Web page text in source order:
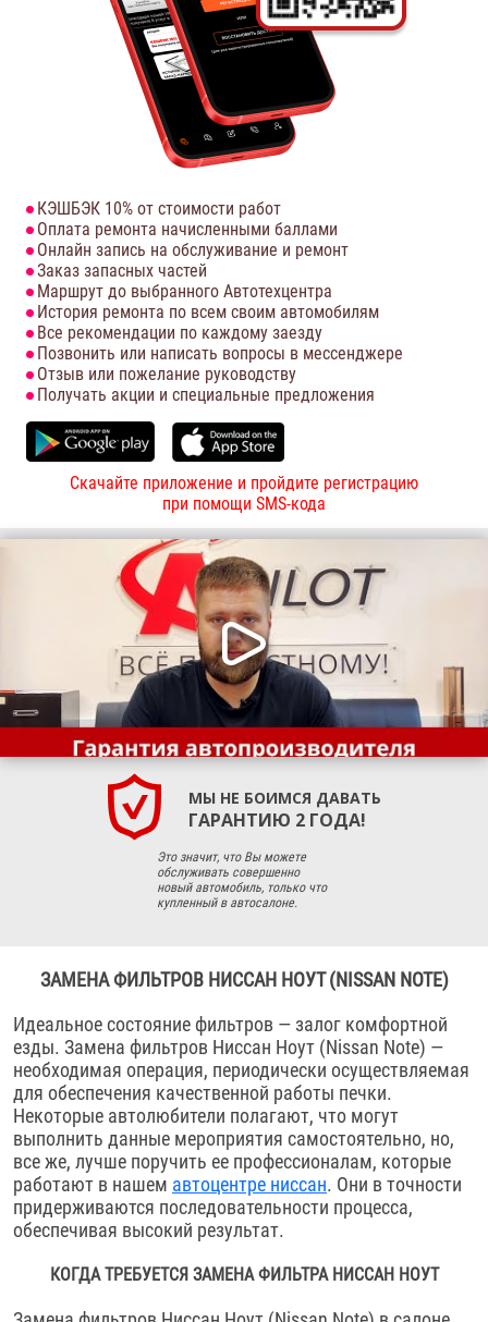
КЭШБЭК 10% от стоимости работ
Оплата ремонта начисленными баллами
Онлайн запись на обслуживание и ремонт
Заказ запасных частей
Маршрут до выбранного Автотехцентра
История ремонта по всем своим автомобилям
Все рекомендации по каждому заезду
Позвонить или написать вопросы в мессенджере
Отзыв или пожелание руководству
Получать акции и специальные предложения
Скачайте приложение и пройдите регистрацию
при помощи SMS-кода
МЫ НЕ БОИМСЯ ДАВАТЬ
ГАРАНТИЮ 2 ГОДА!
Это значит, что Вы можете
обслуживать совершенно
новый автомобиль, только что
купленный в автосалоне.
ЗАМЕНА ФИЛЬТРОВ НИССАН НОУТ (NISSAN NOTE)
Идеальное состояние фильтров — залог комфортной
езды. Замена фильтров Ниссан Ноут (Nissan Note) —
необходимая операция, периодически осуществляемая
для обеспечения качественной работы печки.
Некоторые автолюбители полагают, что могут
выполнить данные мероприятия самостоятельно, но,
все же, лучше поручить ее профессионалам, которые
работают в нашем автоцентре ниссан. Они в точности
придерживаются последовательности процесса,
обеспечивая высокий результат.
КОГДА ТРЕБУЕТСЯ ЗАМЕНА ФИЛЬТРА НИССАН НОУТ